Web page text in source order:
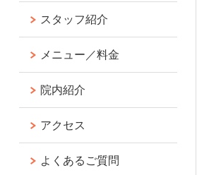
スタッフ紹介
メニュー／料金
院内紹介
アクセス
よくあるご質問